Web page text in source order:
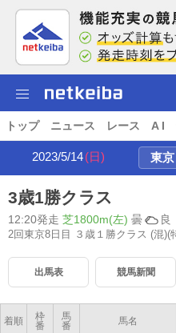
トップ ニュース レース A I
2023/5/14(日)
3歳1勝クラス
12:20発走 芝1800m(左) 曇 良
2回東京8日目 ３歳１勝クラス (混)(
出馬表 競馬新聞
着順
枠
番
馬
番
馬名